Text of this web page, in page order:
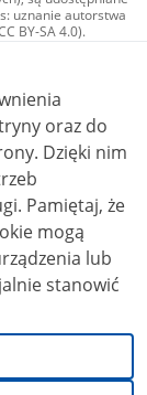
uznanie autorstwa
BY-SA 4.0).
materiały
typu
użycie
4.0 (CC BY-
inaczej.
oraz do
nim
że
mogą
lub
stanowić